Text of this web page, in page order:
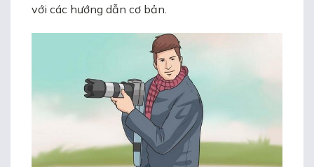
với các hướng dẫn cơ bản.